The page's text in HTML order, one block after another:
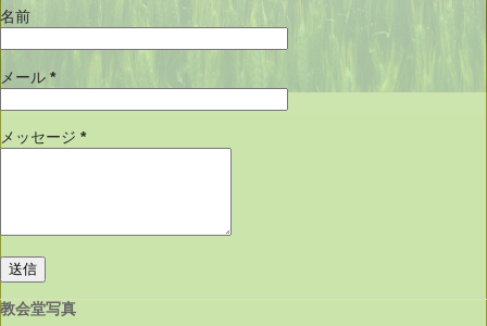
名前
メール *
メッセージ *
教会堂写真